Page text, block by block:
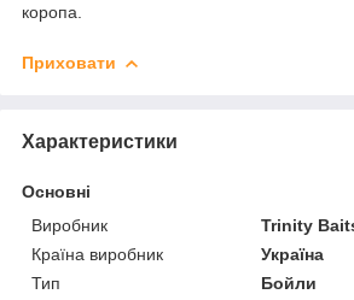
коропа.
Приховати
Характеристики
Основні
Виробник
Trinity
Країна виробник
Україна
Тип
Бойли